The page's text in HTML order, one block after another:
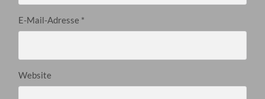
E-Mail-Adresse *
Website